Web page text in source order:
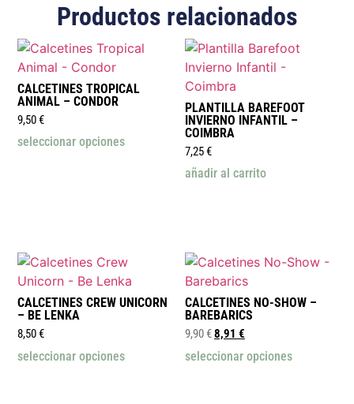
Productos relacionados
CALCETINES TROPICAL
ANIMAL – CONDOR
9,50€
seleccionar opciones
PLANTILLA BAREFOOT
INVIERNO INFANTIL –
COIMBRA
7,25€
añadir al carrito
CALCETINES CREW UNICORN
– BE LENKA
8,50€
seleccionar opciones
CALCETINES NO-SHOW –
BAREBARICS
9,90€8,91 €
seleccionar opciones